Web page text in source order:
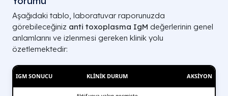
Aşağıdaki tablo, laboratuvar raporunuzda
görebileceğiniz anti toxoplasma IgM değerlerinin genel
anlamlarını ve izlenmesi gereken klinik yolu
özetlemektedir:
IGM SONUCU KLINIK DURUM AKSIYON